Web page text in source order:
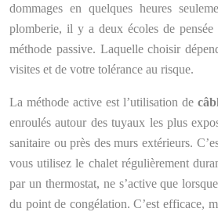
dommages en quelques heures
plomberie, il y a deux écoles de
méthode passive. Laquelle choisir
visites et de votre tolérance au risque.
La méthode active est l’utilisation de
enroulés autour des tuyaux les plus
sanitaire ou près des murs extérieurs.
vous utilisez le chalet régulièrement
par un thermostat, ne s’active que
du point de congélation. C’est efficace,